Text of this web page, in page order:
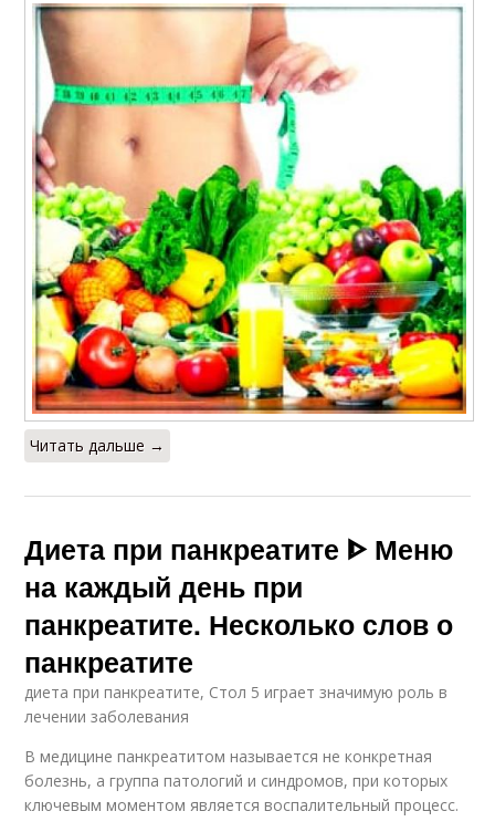
Читать дальше →
Диета при панкреатите ᐈ Меню
на каждый день при
панкреатите. Несколько слов о
панкреатите
диета при панкреатите, Стол 5 играет значимую роль в
лечении заболевания
В медицине панкреатитом называется не конкретная
болезнь, а группа патологий и синдромов, при которых
ключевым моментом является воспалительный процесс.